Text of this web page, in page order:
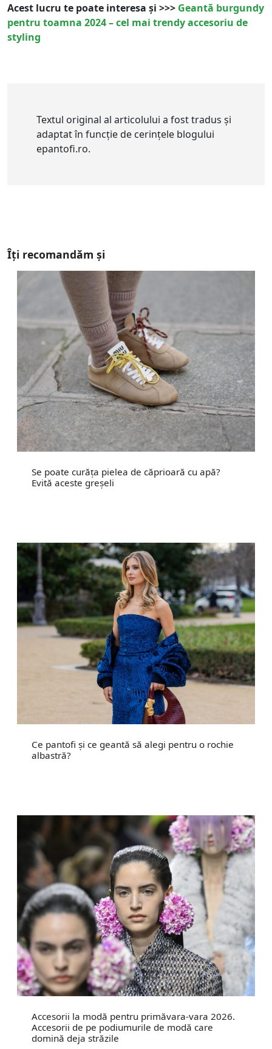
Acest lucru te poate interesa și >>> Geantă burgundy
pentru toamna 2024 – cel mai trendy accesoriu de
styling
Textul original al articolului a fost tradus și
adaptat în funcție de cerințele blogului
epantofi.ro.
Îți recomandăm și
Se poate curăța pielea de căprioară cu apă?
Evită aceste greșeli
Ce pantofi și ce geantă să alegi pentru o rochie
albastră?
Accesorii la modă pentru primăvara-vara 2026.
Accesorii de pe podiumurile de modă care
domină deja străzile